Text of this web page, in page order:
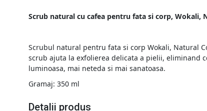
Scrub natural cu cafea pentru fata si corp, Wokali,
Scrubul natural pentru fata si corp Wokali, Natural
scrub ajuta la exfolierea delicata a pielii, eliminand
luminoasa, mai neteda si mai sanatoasa.
Gramaj: 350 ml
Detalii produs